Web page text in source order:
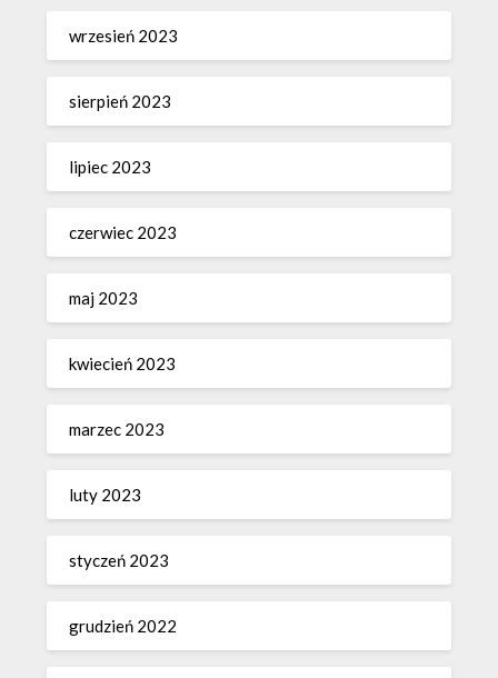
wrzesień 2023
sierpień 2023
lipiec 2023
czerwiec 2023
maj 2023
kwiecień 2023
marzec 2023
luty 2023
styczeń 2023
grudzień 2022